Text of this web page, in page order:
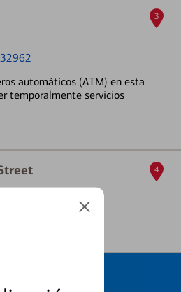
automáticos (ATM) en esta
temporalmente servicios
3
4